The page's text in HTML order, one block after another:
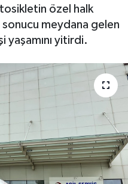
özel halk
meydana gelen
yaşamını yitirdi.